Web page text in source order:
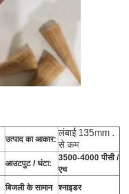
उत्पाद का आकार:
लंबाई 135mm .
से कम
आउटपुट / घंटा:
3500-4000 पीसी /
एच
बिजली के सामान
श्नाइडर